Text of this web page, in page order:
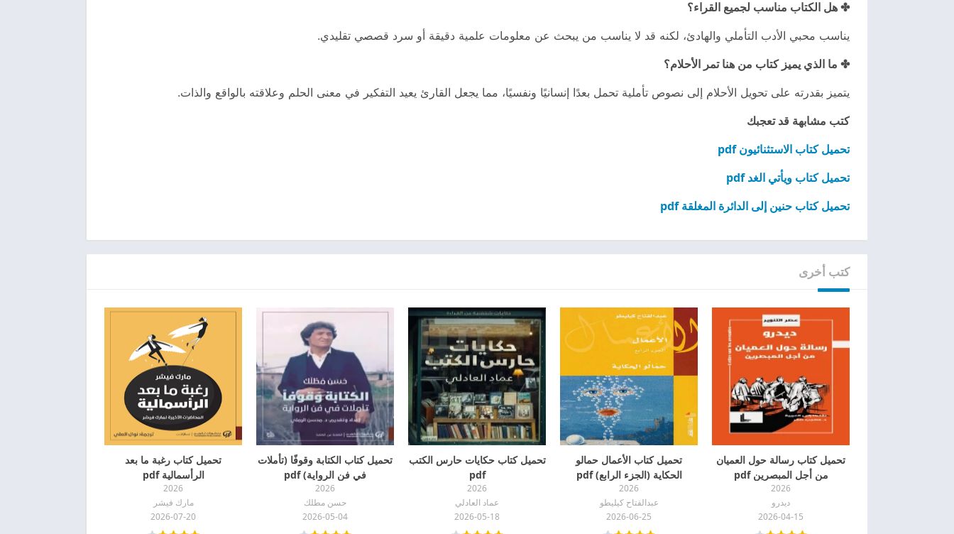
✤ هل الكتاب مناسب لجميع القراء؟
يناسب محبي الأدب التأملي والهادئ، لكنه قد لا يناسب من يبحث عن معلومات علمية دقيقة أو سرد قصصي تقليدي.
✤ ما الذي يميز كتاب من هنا تمر الأحلام؟
يتميز بقدرته على تحويل الأحلام إلى نصوص تأملية تحمل بعدًا إنسانيًا ونفسيًا، مما يجعل القارئ يعيد التفكير في معنى الحلم وعلاقته بالواقع والذات.
كتب مشابهة قد تعجبك
تحميل كتاب الاستثنائيون pdf
تحميل كتاب ويأتي الغد pdf
تحميل كتاب حنين إلى الدائرة المغلقة pdf
كتب أخرى
تحميل كتاب رسالة حول العميان
من أجل المبصرين pdf
2026
ديدرو
2026-04-15
تحميل كتاب الأعمال حمالو
الحكاية (الجزء الرابع) pdf
2026
عبدالفتاح كيليطو
2026-06-25
تحميل كتاب حكايات حارس الكتب
pdf
2026
عماد العادلي
2026-05-18
تحميل كتاب الكتابة وقوفًا (تأملات
في فن الرواية) pdf
2026
حسن مطلك
2026-05-04
تحميل كتاب رغبة ما بعد
الرأسمالية pdf
2026
مارك فيشر
2026-07-20